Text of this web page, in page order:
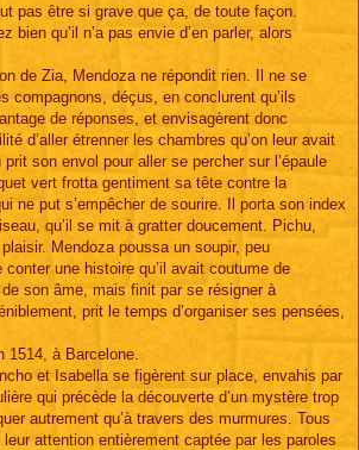
pas être si grave que ça, de toute façon.
qu’il n’a pas envie d’en parler, alors
de Zia, Mendoza ne répondit rien. Il ne se
compagnons, déçus, en conclurent qu’ils
de réponses, et envisagèrent donc
d’aller étrenner les chambres qu’on leur avait
son envol pour aller se percher sur l’épaule
vert frotta gentiment sa tête contre la
ne put s’empêcher de sourire. Il porta son index
qu’il se mit à gratter doucement. Pichu,
Mendoza poussa un soupir, peu
conter une histoire qu’il avait coutume de
son âme, mais finit par se résigner à
prit le temps d’organiser ses pensées,
à Barcelone.
et Isabella se figèrent sur place, envahis par
qui précède la découverte d’un mystère trop
autrement qu’à travers des murmures. Tous
attention entièrement captée par les paroles